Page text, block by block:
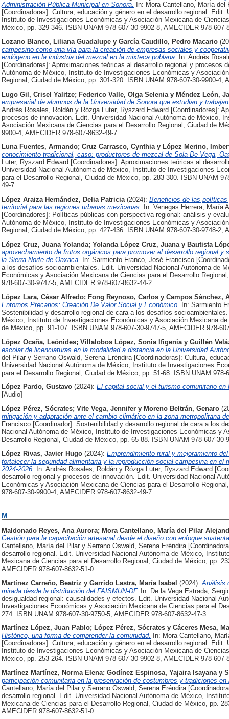
Administración Pública Municipal en Sonora.
In: Mora Cantellano, María
[Coordinadoras]: Cultura, educación y género en el desarrollo regional.
Instituto de Investigaciones Económicas y Asociación Mexicana de
México, pp. 329-346. ISBN UNAM 978-607-30-9902-8, AMECIDER 978-607-
Lozano Blanco, Liliana Guadalupe y García Caudillo, Pedro Macario
campesino como una vía para la creación de empresas sociales y
endógeno en la industria del mezcal en la mixteca poblana.
In: Andrés
[Coordinadores]: Aproximaciones teóricas al desarrollo regional y procesos
Autónoma de México, Instituto de Investigaciones Económicas y
Regional, Ciudad de México, pp. 301-320. ISBN UNAM 978-607-30-9900-4,
Lugo Gil, Crisel Yalitze; Federico Valle, Olga Selenia y Méndez León,
empresarial de alumnos de la Universidad de Sonora que estudian y
Andrés Rosales, Roldán y Rózga Luter, Ryszard Edward [Coordinadores]:
procesos de innovación. Edit. Universidad Nacional Autónoma de México,
Asociación Mexicana de Ciencias para el Desarrollo Regional, Ciudad de
9900-4, AMECIDER 978-607-8632-49-7
Luna Fuentes, Armando; Cruz Carrasco, Cynthiay López Merino,
conocimiento tradicional, caso: productores de mezcal de Sola De Vega,
Luter, Ryszard Edward [Coordinadores]: Aproximaciones teóricas al
Universidad Nacional Autónoma de México, Instituto de Investigaciones
para el Desarrollo Regional, Ciudad de México, pp. 283-300. ISBN UNAM
49-7
López Araiza Hernández, Delia Patricia (2024): Beneficios de las
territorial para las regiones urbanas mexicanas.
In: Venegas Herrera, María
[Coordinadores]: Políticas públicas con perspectiva regional: análisis y
Autónoma de México, Instituto de Investigaciones Económicas y
Regional, Ciudad de México, pp. 427-436. ISBN UNAM 978-607-30-9748-2,
López Cruz, Juana Yolanda; Yolanda López Cruz, Juanay Bautista
aprovechamiento de frutos orgánicos para promover el desarrollo regional y
la Sierra Norte de Oaxaca.
In: Sarmiento Franco, José Francisco
a los desafíos socioambientales. Edit. Universidad Nacional Autónoma de
Económicas y Asociación Mexicana de Ciencias para el Desarrollo
978-607-30-9747-5, AMECIDER 978-607-8632-44-2
López Lara, César Alfredo; Fong Reynoso, Carlos y Campos Sánchez,
Entornos Precarios: Creación De Valor Social y Económico.
In: Sarmiento
Sostenibilidad y desarrollo regional de cara a los desafíos
México, Instituto de Investigaciones Económicas y Asociación Mexicana
de México, pp. 91-107. ISBN UNAM 978-607-30-9747-5, AMECIDER 978-
López Ocaña, Leónides; Villalobos López, Sonia Ifigenia y Guillén
escolar de licenciaturas en la modalidad a distancia en la Universidad
del Pilar y Serrano Oswald, Serena Eréndira [Coordinadoras]: Cultura,
Universidad Nacional Autónoma de México, Instituto de Investigaciones
para el Desarrollo Regional, Ciudad de México, pp. 51-68. ISBN UNAM 978-
López Pardo, Gustavo (2024): El capital social y el turismo comunitario
[Audio]
López Pérez, Sócrates; Vite Vega, Jennifer y Moreno Beltrán, Genaro
mitigación y adaptación ante el cambio climático en la zona metropolitana
Francisco [Coordinador]: Sostenibilidad y desarrollo regional de cara a los
Nacional Autónoma de México, Instituto de Investigaciones Económicas y
Desarrollo Regional, Ciudad de México, pp. 65-88. ISBN UNAM 978-607-30-
López Rivas, Javier Hugo (2024): Emprendimiento rural y mejoramiento
fortalecer la seguridad alimentaria y la reproducción social campesina en el
2024-2026.
In: Andrés Rosales, Roldán y Rózga Luter, Ryszard Edward
desarrollo regional y procesos de innovación. Edit. Universidad Nacional
Económicas y Asociación Mexicana de Ciencias para el Desarrollo
978-607-30-9900-4, AMECIDER 978-607-8632-49-7
M
Maldonado Reyes, Ana Aurora; Mora Cantellano, María del Pilar
Gestión para la capacitación artesanal desde el diseño con enfoque
Cantellano, María del Pilar y Serrano Oswald, Serena Eréndira
desarrollo regional. Edit. Universidad Nacional Autónoma de México,
Mexicana de Ciencias para el Desarrollo Regional, Ciudad de México, pp.
AMECIDER 978-607-8632-51-0
Martínez Carreño, Beatriz y Garrido Lastra, María Isabel (2024): Análisis
mirada desde la distribución del FAISMUN-DF. In: De la Vega Estrada,
desigualdad regional: causalidades y efectos. Edit. Universidad Nacional
Investigaciones Económicas y Asociación Mexicana de Ciencias para el
274. ISBN UNAM 978-607-30-9750-5, AMECIDER 978-607-8632-47-3
Martínez López, Juan Pablo; López Pérez, Sócrates y Cáceres Mesa,
Histórico, una forma de comprender la comunidad.
In: Mora Cantellano,
[Coordinadoras]: Cultura, educación y género en el desarrollo regional.
Instituto de Investigaciones Económicas y Asociación Mexicana de
México, pp. 253-264. ISBN UNAM 978-607-30-9902-8, AMECIDER 978-607-
Martínez Martínez, Norma Elena; Godínez Espinosa, Yajaira Isayanay
participación comunitaria en la preservación de costumbres y tradiciones
Cantellano, María del Pilar y Serrano Oswald, Serena Eréndira
desarrollo regional. Edit. Universidad Nacional Autónoma de México,
Mexicana de Ciencias para el Desarrollo Regional, Ciudad de México, pp.
AMECIDER 978-607-8632-51-0